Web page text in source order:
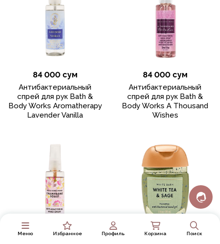
Меню Избранное Профиль Корзина Поиск
84 000 сум
Антибактериальный
спрей для рук Bath &
Body Works Aromatherapy
Lavender Vanilla
84 000 сум
Антибактериальный
спрей для рук Bath &
Body Works A Thousand
Wishes